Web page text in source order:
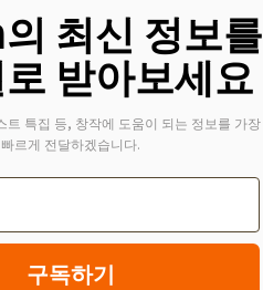
최신 정보를
받아보세요
트 특집 등, 창작에 도움이 되는 정보를 가장
빠르게 전달하겠습니다.
구독하기